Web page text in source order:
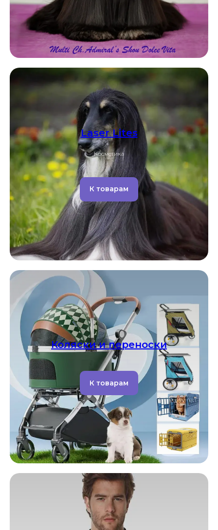
Laser Lites
Косметика
К товарам
Коляски и переноски
К товарам